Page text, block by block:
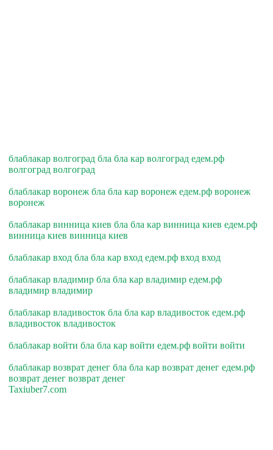
блаблакар волгоград бла бла кар волгоград едем.рф
волгоград волгоград
блаблакар воронеж бла бла кар воронеж едем.рф воронеж
воронеж
блаблакар винница киев бла бла кар винница киев едем.рф
винница киев винница киев
блаблакар вход бла бла кар вход едем.рф вход вход
блаблакар владимир бла бла кар владимир едем.рф
владимир владимир
блаблакар владивосток бла бла кар владивосток едем.рф
владивосток владивосток
блаблакар войти бла бла кар войти едем.рф войти войти
блаблакар возврат денег бла бла кар возврат денег едем.рф
возврат денег возврат денег
Taxiuber7.com